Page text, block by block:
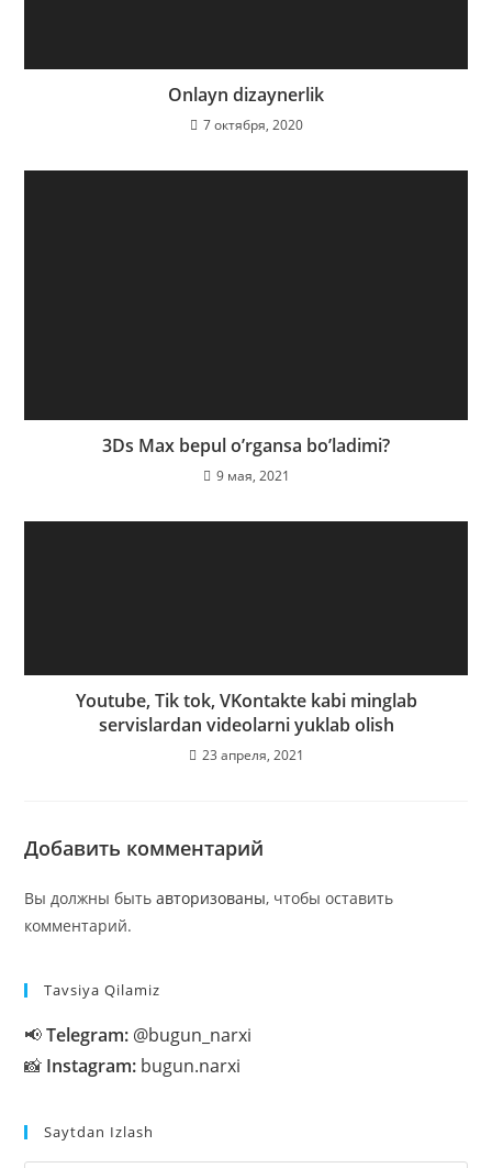
Onlayn dizaynerlik
7 октября, 2020
3Ds Max bepul o’rgansa bo’ladimi?
9 мая, 2021
Youtube, Tik tok, VKontakte kabi minglab
servislardan videolarni yuklab olish
23 апреля, 2021
Добавить комментарий
Вы должны бытьавторизованы, чтобы оставить
комментарий.
Tavsiya Qilamiz
📢Telegram: @bugun_narxi
📸 Instagram: bugun.narxi
Saytdan Izlash